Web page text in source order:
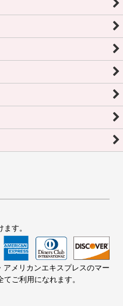
す。
メリカンエキスプレスのマー
ご利用になれます。